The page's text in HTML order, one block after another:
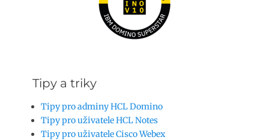
Tipy a triky
Tipy pro adminy HCL Domino
Tipy pro uživatele HCL Notes
Tipy pro uživatele Cisco Webex